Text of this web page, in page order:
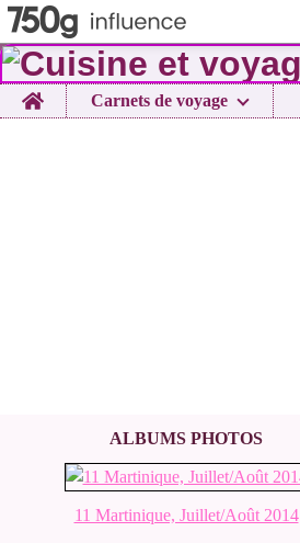
Home Carnets de voyage
ALBUMS PHOTOS
11 Martinique, Juillet/Août 2014